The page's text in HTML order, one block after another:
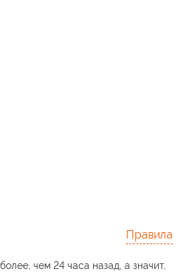
Правила
чем 24 часа назад, а значит,